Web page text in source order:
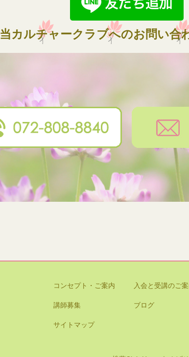
当カルチャークラブへのお問い合
コンセプト・ご案内 入会と受講のご
講師募集 ブログ
サイトマップ